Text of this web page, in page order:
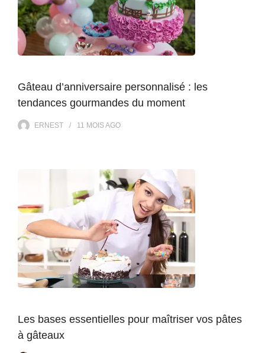
Gâteau d’anniversaire personnalisé : les
tendances gourmandes du moment
ERNEST 11 MOISAGO
Les bases essentielles pour maîtriser vos pâtes
à gâteaux